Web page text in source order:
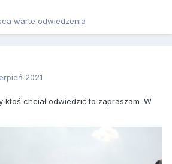
warte odwiedzenia
2021
ktoś chciał odwiedzić to zapraszam .W